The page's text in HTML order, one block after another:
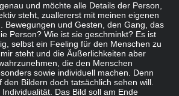
und möchte alle Details der Person,
steht, zuallererst mit meinen eigenen
Bewegungen und Gesten, den Gang, das
Person? Wie ist sie geschminkt? Es ist
selbst ein Feeling für den Menschen zu
steht und die Äußerlichkeiten aber
die den Menschen
sowie individuell machen. Denn
Bildern doch tatsächlich sehen will.
Das Bild soll am Ende